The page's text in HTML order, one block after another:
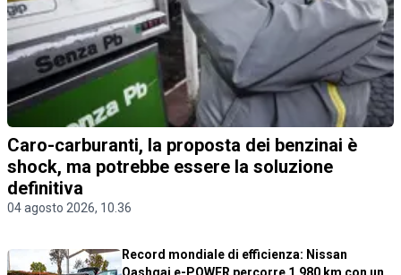
Caro-carburanti, la proposta dei benzinai è
shock, ma potrebbe essere la soluzione
definitiva
04 agosto 2026, 10.36
Record mondiale di efficienza: Nissan
Qashqai e-POWER percorre 1.980 km con un